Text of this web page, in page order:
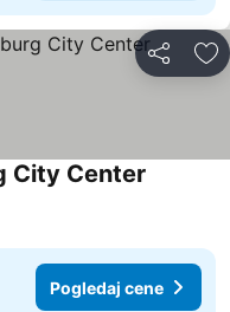
Deli
City Center
Pogledaj cene